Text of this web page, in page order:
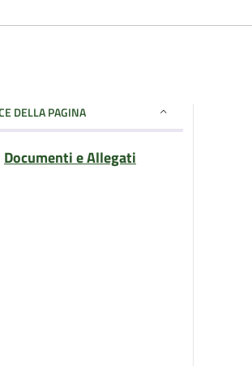
DELLA PAGINA
Documenti e Allegati